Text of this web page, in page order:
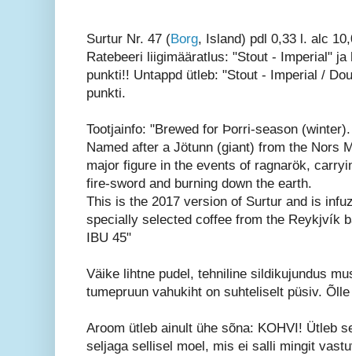
Surtur Nr. 47 (Borg, Island) pdl 0,33 l. alc
Ratebeeri liigimääratlus: "Stout - Imperial" ja
punkti!! Untappd ütleb: "Stout - Imperial /
punkti.
Tootjainfo: "Brewed for Þorri-season (winter).
Named after a Jötunn (giant) from the Nors
major figure in the events of ragnarök,
fire-sword and burning down the earth.
This is the 2017 version of Surtur and is
specially selected coffee from the Reykjvík
IBU 45"
Väike lihtne pudel, tehniline sildikujundus
tumepruun vahukiht on suhteliselt püsiv.
Aroom ütleb ainult ühe sõna: KOHVI! Ütleb
seljaga sellisel moel, mis ei salli mingit